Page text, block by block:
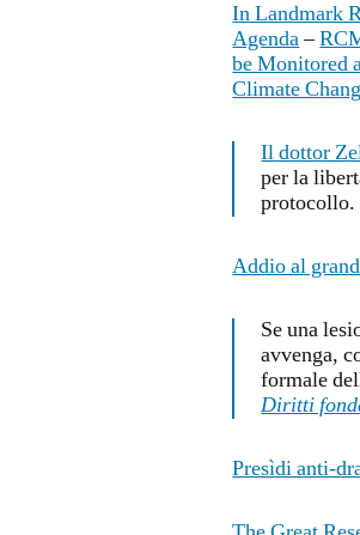
In Landmark
Agenda–
be Monitored
Climate
Il dottor
per la
protocollo.
Addio al
Se una
avvenga,
formale
Diritti
Presìdi anti-